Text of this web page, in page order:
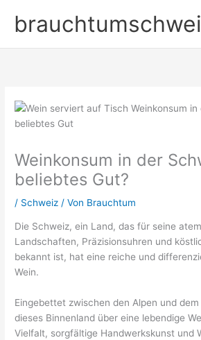
Inhalt
Weinkonsum in der
beliebtes Gut?
/ Schweiz / Von Brauchtum
Die Schweiz, ein Land, das für seine
Landschaften, Präzisionsuhren und
bekannt ist, hat eine reiche und
Wein.
Eingebettet zwischen den Alpen und
dieses Binnenland über eine lebendige
Vielfalt, sorgfältige Handwerkskunst und